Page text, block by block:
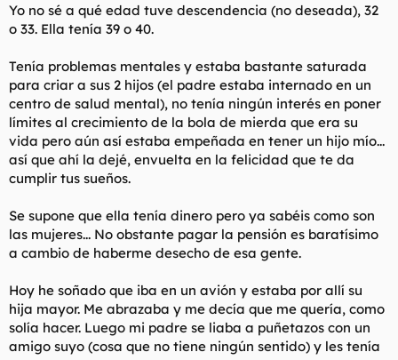
Yo no sé a qué edad tuve descendencia (no deseada), 32
o 33. Ella tenía 39 o 40.
Tenía problemas mentales y estaba bastante saturada
para criar a sus 2 hijos (el padre estaba internado en un
centro de salud mental), no tenía ningún interés en poner
límites al crecimiento de la bola de mierda que era su
vida pero aún así estaba empeñada en tener un hijo mío...
así que ahí la dejé, envuelta en la felicidad que te da
cumplir tus sueños.
Se supone que ella tenía dinero pero ya sabéis como son
las mujeres... No obstante pagar la pensión es baratísimo
a cambio de haberme desecho de esa gente.
Hoy he soñado que iba en un avión y estaba por allí su
hija mayor. Me abrazaba y me decía que me quería, como
solía hacer. Luego mi padre se liaba a puñetazos con un
amigo suyo (cosa que no tiene ningún sentido) y les tenía